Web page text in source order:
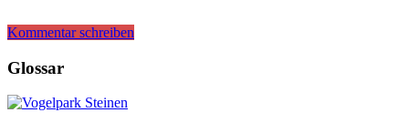
Kommentar schreiben
Glossar